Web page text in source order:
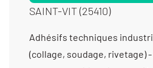
SAINT-VIT (25410)
Adhésifs techniques industriels - Assemblage (collage, soudage, rivetage) - Assemblage de sous-ensembles chronométriques - Assemblage de sous-ensembles, d’ensembles électromécaniques, mécatroniques, mécaniques d’un volume > 5cm3 - Brochage - Brossage - Brossage manuel - Contrôle dimensionnel - Décolletage < Ø3 mm - Décolletage >10 000 pièces - Décolletage de 10 à 1000 pièces - Décolletage de 1001 à 10 000 pièces - Décolletage de Ø10 mm à Ø20 mm - Décolletage de Ø3 mm à Ø10 mm - Décolletage Épaisseur > à 2 mm à 50 mm - Décolletage prototype et unitaire < 10 pièces - Ébavurage tribofinition - Emmanchement / Chassage / Rivetage / Déformation - Fabrication d’ensembles et de sous-ensembles - Fabrication de couples roue et vis sans fin - Fabrication de dispositifs médicaux (classe